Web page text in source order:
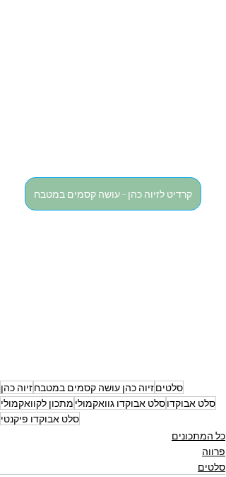
קרדיט לזיוה כהן - עושה קסמים במטבח
סלטיםזיוה כהן עושה קסמים במטבחזיוה כהן
סלט אבוקדוסלט אבוקדו גוואקמולי מתכון לקוואקמולי
סלט אבוקדו פיקנטי
כל המתכונים
פרווה
סלטים